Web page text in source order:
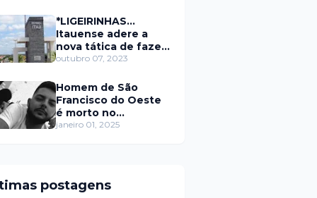
prefeitura de Itaú
*LIGEIRINHAS...
Itauense adere a
nova tática de fazer
exame através de
outubro 07, 2023
Homem de São
Francisco do Oeste
é morto no
município de
janeiro 01, 2025
postagens